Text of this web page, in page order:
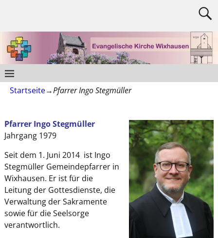
Startseite→Pfarrer Ingo Stegmüller
Pfarrer Ingo Stegmüller
Jahrgang 1979
Seit dem 1. Juni 2014 ist Ingo
Stegmüller Gemeindepfarrer in
Wixhausen. Er ist für die
Leitung der Gottesdienste, die
Verwaltung der Sakramente
sowie für die Seelsorge
verantwortlich.